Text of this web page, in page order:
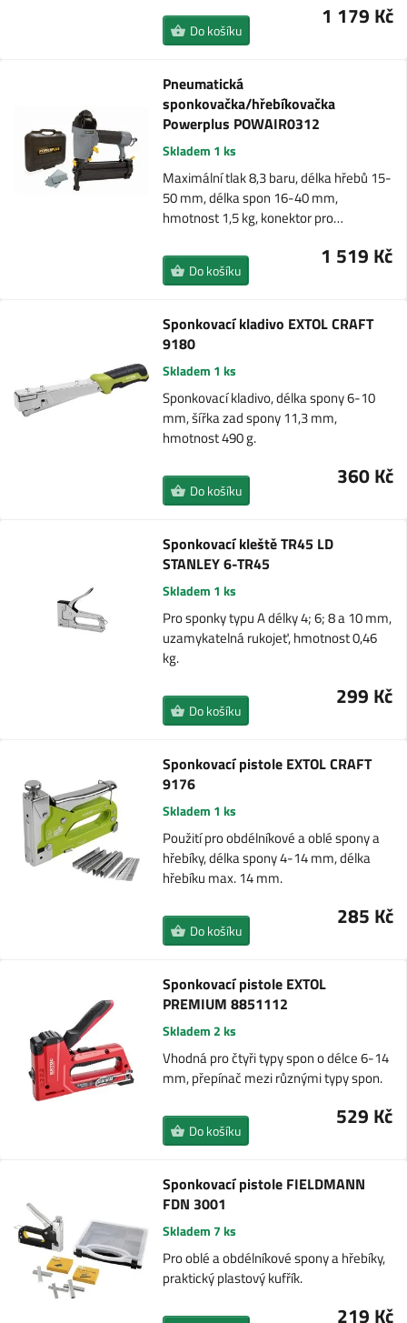
1 179 Kč
Do košíku
Pneumatická
sponkovačka/hřebíkovačka
Powerplus POWAIR0312
Skladem 1 ks
Maximální tlak 8,3 baru, délka hřebů 15-
50 mm, délka spon 16-40 mm,
hmotnost 1,5 kg, konektor pro…
1 519 Kč
Do košíku
Sponkovací kladivo EXTOL CRAFT
9180
Skladem 1 ks
Sponkovací kladivo, délka spony 6-10
mm, šířka zad spony 11,3 mm,
hmotnost 490 g.
360 Kč
Do košíku
Sponkovací kleště TR45 LD
STANLEY 6-TR45
Skladem 1 ks
Pro sponky typu A délky 4; 6; 8 a 10 mm,
uzamykatelná rukojeť, hmotnost 0,46
kg.
299 Kč
Do košíku
Sponkovací pistole EXTOL CRAFT
9176
Skladem 1 ks
Použití pro obdélníkové a oblé spony a
hřebíky, délka spony 4-14 mm, délka
hřebíku max. 14 mm.
285 Kč
Do košíku
Sponkovací pistole EXTOL
PREMIUM 8851112
Skladem 2 ks
Vhodná pro čtyři typy spon o délce 6-14
mm, přepínač mezi různými typy spon.
529 Kč
Do košíku
Sponkovací pistole FIELDMANN
FDN 3001
Skladem 7 ks
Pro oblé a obdélníkové spony a hřebíky,
praktický plastový kufřík.
219 Kč